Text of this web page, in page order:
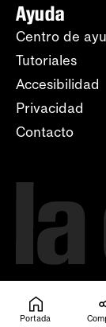
Ayuda
Centro de
Tutoriales
Accesibilidad
Privacidad
Contacto
Portada